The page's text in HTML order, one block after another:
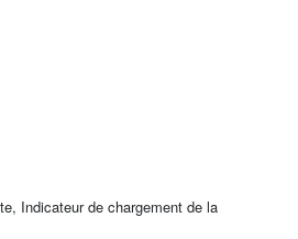
Indicateur de chargement de la